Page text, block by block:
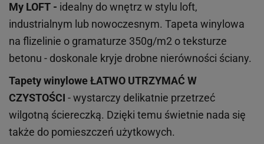
My LOFT - idealny do wnętrz w stylu loft,
industrialnym lub nowoczesnym. Tapeta winylowa
na flizelinie o gramaturze 350g/m2 o teksturze
betonu - doskonale kryje drobne nierówności ściany.
Tapety winyloweŁATWO UTRZYMAĆ W
CZYSTOŚCI - wystarczy delikatnie przetrzeć
wilgotną ściereczką. Dzięki temu świetnie nada się
także do pomieszczeń użytkowych.